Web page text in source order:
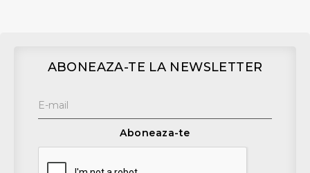
ABONEAZA-TE LA NEWSLETTER
Aboneaza-te